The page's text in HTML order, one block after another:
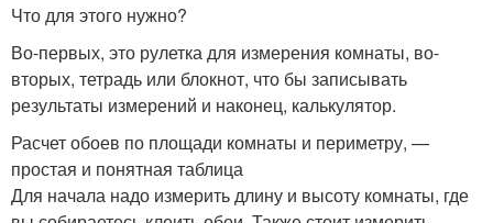
Что для этого нужно?
Во-первых, это рулетка для измерения комнаты, во-
вторых, тетрадь или блокнот, что бы записывать
результаты измерений и наконец, калькулятор.
Расчет обоев по площади комнаты и периметру, —
простая и понятная таблица
Для начала надо измерить длину и высоту комнаты, где